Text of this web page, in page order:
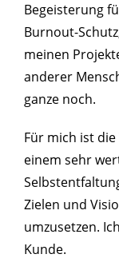
Begeisterung
Burnout-
meinen
anderer
ganze noch.
Für mich ist die
einem sehr
Zielen und
umzusetzen.
Kunde.